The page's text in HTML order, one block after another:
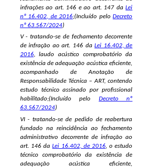
infrações ao art. 146 e ao art. 147 daLei
nº 16.402, de 2016;(Incluído peloDecreto
nº 63.567/2024)
V - tratando-se de fechamento decorrente
de infração ao art. 146 daLei 16.402, de
2016, laudo acústico comprobatório da
existência de adequação acústica eficiente,
acompanhado de Anotação de
Responsabilidade Técnica – ART, contendo
estudo técnico assinado por profissional
habilitado;(Incluído pelo Decreto nº
63.567/2024)
VI - tratando-se de pedido de reabertura
fundado na reincidência ao fechamento
administrativo decorrente de infração ao
art. 146 daLei 16.402, de 2016, o estudo
técnico comprobatório da existência de
adequação acústica eficiente,